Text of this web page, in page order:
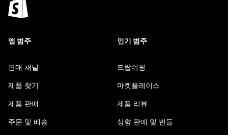
앱 범주
판매 채널
제품 찾기
제품 판매
주문 및 배송
인기 범주
드랍쉬핑
마켓플레이스
제품 리뷰
상향 판매 및 번들